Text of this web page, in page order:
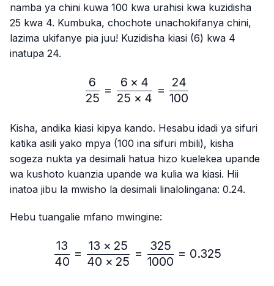
namba ya chini kuwa 100 kwa urahisi kwa kuzidisha
25 kwa 4. Kumbuka, chochote unachokifanya chini,
lazima ukifanye pia juu! Kuzidisha kiasi (6) kwa 4
inatupa 24.
\frac{6}{25}=\frac{6 ×
25
6
=
25 × 4
6 × 4
=
100
24
Kisha, andika kiasi kipya kando. Hesabu idadi ya sifuri
katika asili yako mpya (100 ina sifuri mbili), kisha
sogeza nukta ya desimali hatua hizo kuelekea upande
wa kushoto kuanzia upande wa kulia wa kiasi. Hii
inatoa jibu la mwisho la desimali linalolingana: 0.24.
Hebu tuangalie mfano mwingine:
\frac{13}{40}=\frac{13
40
13
=
40 × 25
13 × 25
=
1000
325
= 0.325